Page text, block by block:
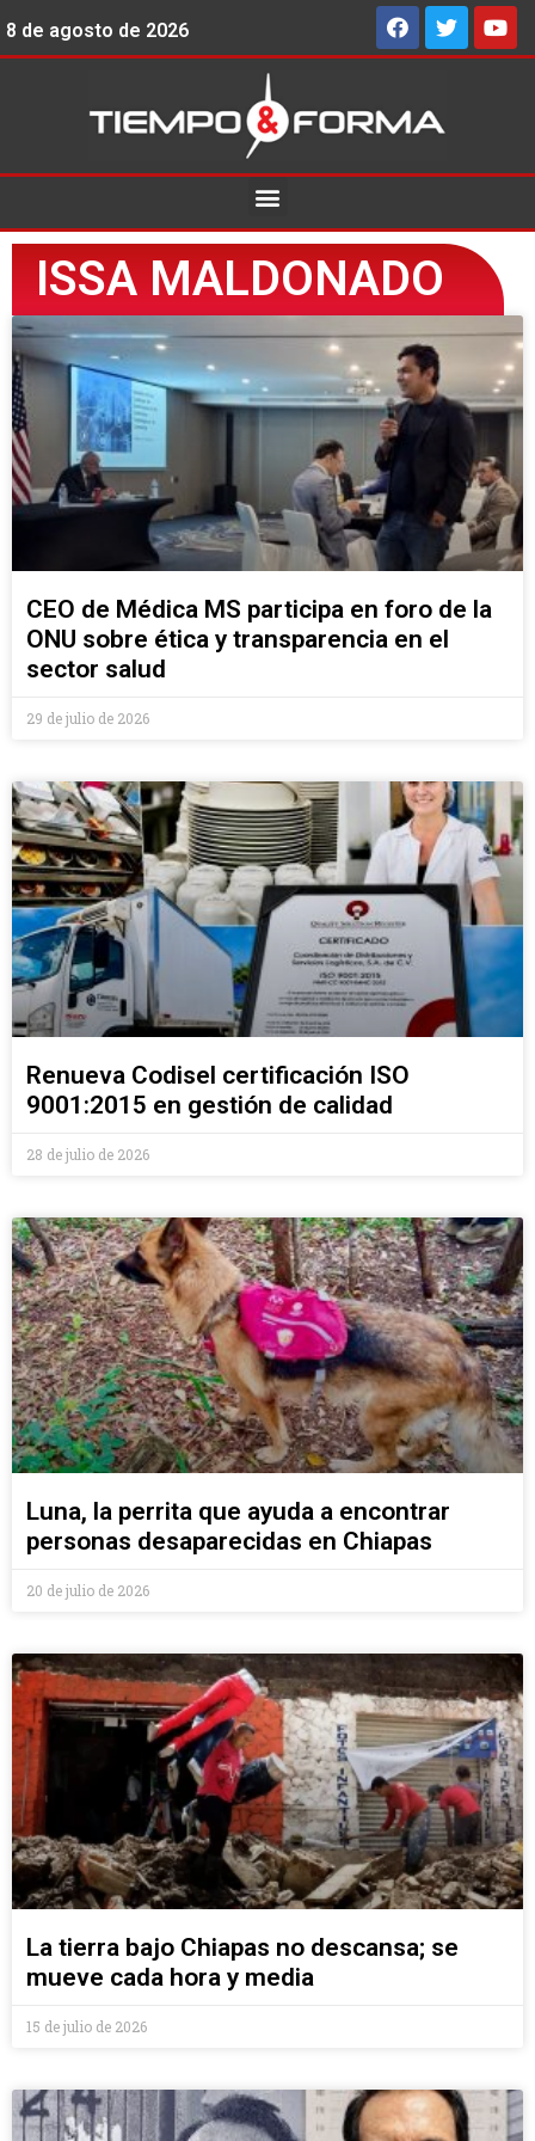
8 de agosto de 2026
ISSA MALDONADO
CEO de Médica MS participa en foro de la
ONU sobre ética y transparencia en el
sector salud
29 de julio de 2026
Renueva Codisel certificación ISO
9001:2015 en gestión de calidad
28 de julio de 2026
Luna, la perrita que ayuda a encontrar
personas desaparecidas en Chiapas
20 de julio de 2026
La tierra bajo Chiapas no descansa; se
mueve cada hora y media
15 de julio de 2026